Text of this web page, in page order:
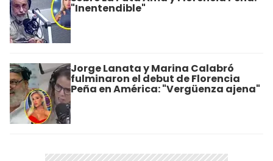
"Inentendible"
Jorge Lanata y Marina Calabró
fulminaron el debut de Florencia
Peña en América: "Vergüenza ajena"